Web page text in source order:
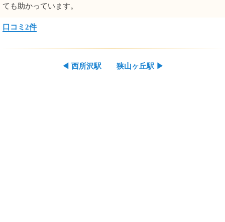
ても助かっています。
口コミ2件
◀ 西所沢駅 狭山ヶ丘駅 ▶